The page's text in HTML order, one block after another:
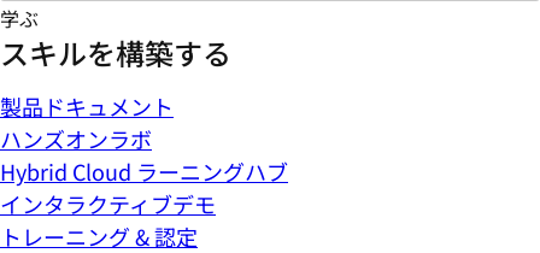
学ぶ
スキルを構築する
製品ドキュメント
ハンズオンラボ
Hybrid Cloud ラーニングハブ
インタラクティブデモ
トレーニング & 認定